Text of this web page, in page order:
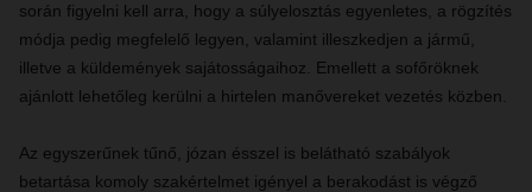
során figyelni kell arra, hogy a súlyelosztás egyenletes, a rögzítés
módja pedig megfelelő legyen, valamint illeszkedjen a jármű,
illetve a küldemények sajátosságaihoz. Emellett a sofőröknek
ajánlott lehetőleg kerülni a hirtelen manővereket vezetés közben.
Az egyszerűnek tűnő, józan ésszel is belátható szabályok
betartása komoly szakértelmet igényel a berakodást is végző